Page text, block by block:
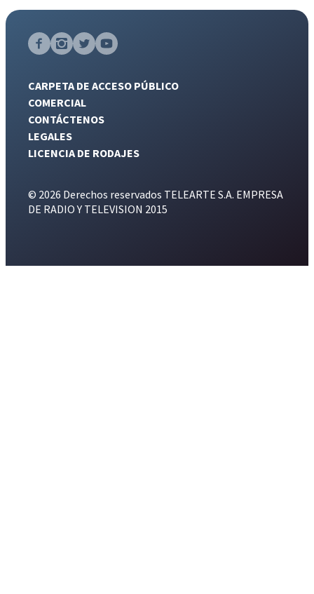
CARPETA DE ACCESO PÚBLICO
COMERCIAL
CONTÁCTENOS
LEGALES
LICENCIA DE RODAJES
© 2026 Derechos reservados TELEARTE S.A. EMPRESA
DE RADIO Y TELEVISION 2015